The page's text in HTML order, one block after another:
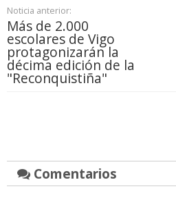
Noticia anterior:
Más de 2.000
escolares de Vigo
protagonizarán la
décima edición de la
"Reconquistiña"
Comentarios